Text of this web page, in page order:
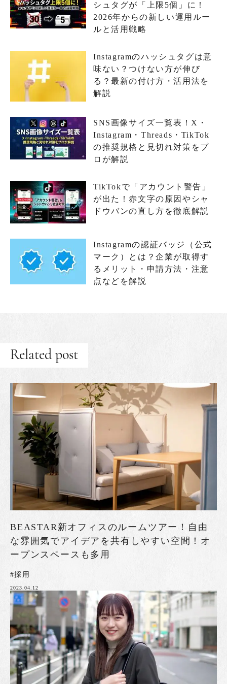
シュタグが「上限5個」に！
2026年からの新しい運用ルー
ルと活用戦略
Instagramのハッシュタグは意
味ない？つけない方が伸び
る？最新の付け方・活用法を
解説
SNS画像サイズ一覧表！X・
Instagram・Threads・TikTok
の推奨規格と見切れ対策をプ
ロが解説
TikTokで「アカウント警告」
が出た！赤文字の原因やシャ
ドウバンの直し方を徹底解説
Instagramの認証バッジ（公式
マーク）とは？企業が取得す
るメリット・申請方法・注意
点などを解説
Related post
BEASTAR新オフィスのルームツアー！自由
な雰囲気でアイデアを共有しやすい空間！オ
ープンスペースも多用
#採用
2023.04.12